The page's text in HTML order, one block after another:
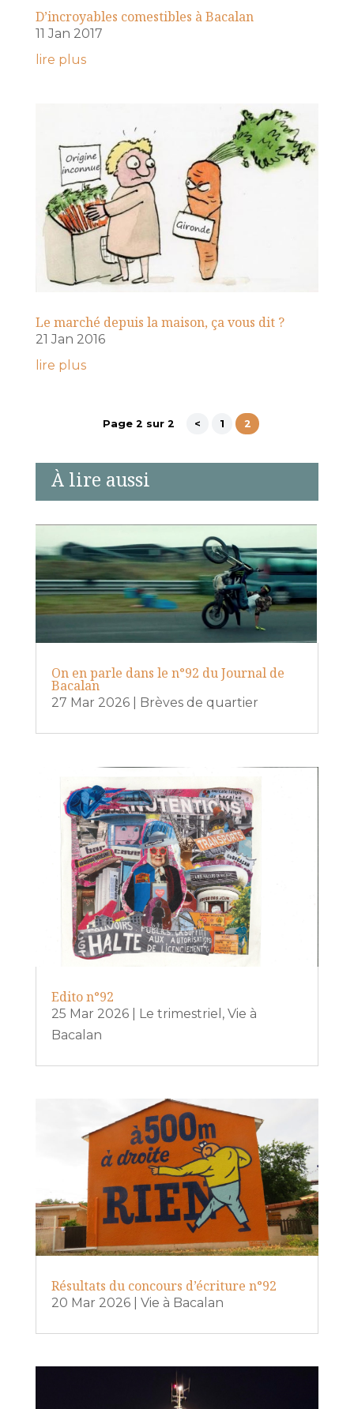
D’incroyables comestibles à Bacalan
11 Jan 2017
lire plus
Le marché depuis la maison, ça vous dit ?
21 Jan 2016
lire plus
Page 2 sur 2 < 1 2
À lire aussi
On en parle dans le n°92 du Journal de
Bacalan
27 Mar 2026| Brèves de quartier
Edito n°92
25 Mar 2026| Le trimestriel , Vie à
Bacalan
Résultats du concours d’écriture n°92
20 Mar 2026| Vie à Bacalan